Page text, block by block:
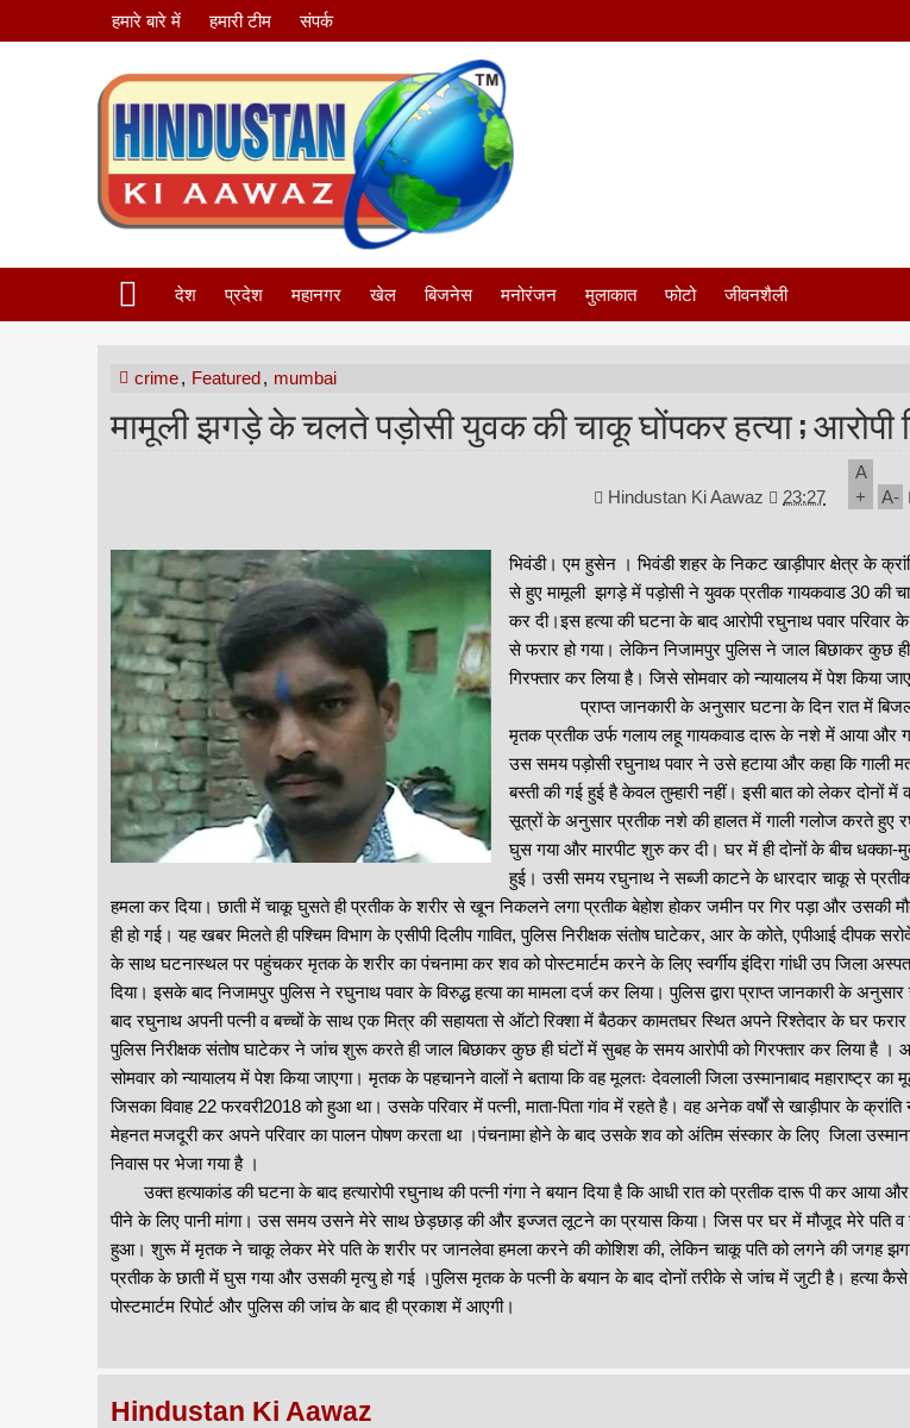
हमारे बारे में हमारी टीम संपर्क
देश प्रदेश महानगर खेल बिजनेस मनोरंजन मुलाकात फोटो जीवनशैली
crime, Featured, mumbai
मामूली झगड़े के चलते पड़ोसी युवक की चाकू घोंपकर हत्या ; आरोपी
Hindustan Ki Aawaz 23:27
A
+
A-
भिवंडी। एम हुसेन । भिवंडी शहर के निकट खाड़ीपार क्षेत्र के
से हुए मामूली झगड़े में पड़ोसी ने युवक प्रतीक गायकवाड 30 की
कर दी।इस हत्या की घटना के बाद आरोपी रघुनाथ पवार
से फरार हो गया। लेकिन निजामपुर पुलिस ने जाल बिछाकर कुछ
गिरफ्तार कर लिया है। जिसे सोमवार को न्यायालय में पेश किया
प्राप्त जानकारी के अनुसार घटना के दिन रात में बिजली
मृतक प्रतीक उर्फ गलाय लहू गायकवाड दारू के नशे में आया और
उस समय पड़ोसी रघुनाथ पवार ने उसे हटाया और कहा कि गाली मत
बस्ती की गई हुई है केवल तुम्हारी नहीं। इसी बात को लेकर दोनों
सूत्रों के अनुसार प्रतीक नशे की हालत में गाली गलोज करते हुए
घुस गया और मारपीट शुरु कर दी। घर में ही दोनों के बीच धक्का-
हुई। उसी समय रघुनाथ ने सब्जी काटने के धारदार चाकू से
हमला कर दिया। छाती में चाकू घुसते ही प्रतीक के शरीर से खून निकलने लगा प्रतीक बेहोश होकर जमीन पर गिर पड़ा और उसकी
ही हो गई। यह खबर मिलते ही पश्चिम विभाग के एसीपी दिलीप गावित, पुलिस निरीक्षक संतोष घाटेकर, आर के कोते, एपीआई दीपक
के साथ घटनास्थल पर पहुंचकर मृतक के शरीर का पंचनामा कर शव को पोस्टमार्टम करने के लिए स्वर्गीय इंदिरा गांधी उप जिला
दिया। इसके बाद निजामपुर पुलिस ने रघुनाथ पवार के विरुद्ध हत्या का मामला दर्ज कर लिया। पुलिस द्वारा प्राप्त जानकारी के
बाद रघुनाथ अपनी पत्नी व बच्चों के साथ एक मित्र की सहायता से ऑटो रिक्शा में बैठकर कामतघर स्थित अपने रिश्तेदार के घर
पुलिस निरीक्षक संतोष घाटेकर ने जांच शुरू करते ही जाल बिछाकर कुछ ही घंटों में सुबह के समय आरोपी को गिरफ्तार कर लिया है ।
सोमवार को न्यायालय में पेश किया जाएगा। मृतक के पहचानने वालों ने बताया कि वह मूलतः देवलाली जिला उस्मानाबाद महाराष्ट्र का
जिसका विवाह 22 फरवरी2018 को हुआ था। उसके परिवार में पत्नी, माता-पिता गांव में रहते है। वह अनेक वर्षों से खाड़ीपार के
मेहनत मजदूरी कर अपने परिवार का पालन पोषण करता था ।पंचनामा होने के बाद उसके शव को अंतिम संस्कार के लिए जिला
निवास पर भेजा गया है ।
उक्त हत्याकांड की घटना के बाद हत्यारोपी रघुनाथ की पत्नी गंगा ने बयान दिया है कि आधी रात को प्रतीक दारू पी कर आया
पीने के लिए पानी मांगा। उस समय उसने मेरे साथ छेड़छाड़ की और इज्जत लूटने का प्रयास किया। जिस पर घर में मौजूद मेरे पति
हुआ। शुरू में मृतक ने चाकू लेकर मेरे पति के शरीर पर जानलेवा हमला करने की कोशिश की, लेकिन चाकू पति को लगने की जगह
प्रतीक के छाती में घुस गया और उसकी मृत्यु हो गई ।पुलिस मृतक के पत्नी के बयान के बाद दोनों तरीके से जांच में जुटी है। हत्या कैसे
पोस्टमार्टम रिपोर्ट और पुलिस की जांच के बाद ही प्रकाश में आएगी।
Hindustan Ki Aawaz